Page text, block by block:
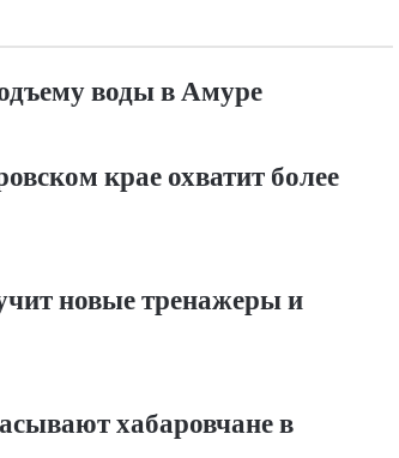
воды в Амуре
крае охватит более
новые тренажеры и
хабаровчане в